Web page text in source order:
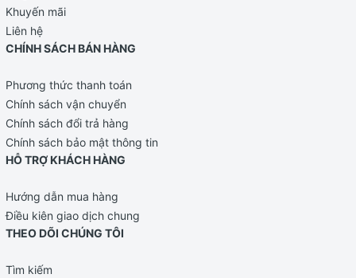
Khuyến mãi
Liên hệ
CHÍNH SÁCH BÁN HÀNG
Phương thức thanh toán
Chính sách vận chuyển
Chính sách đổi trả hàng
Chính sách bảo mật thông tin
HỖ TRỢ KHÁCH HÀNG
Hướng dẫn mua hàng
Điều kiên giao dịch chung
THEO DÕI CHÚNG TÔI
Tìm kiếm